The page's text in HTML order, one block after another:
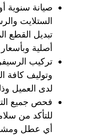
صيانة سنوية
الستلايت
تبديل القطع
أصلية
تركيب
وتوليف كافة
لدى العميل
فحص جميع
للتأكد من
أي عطل